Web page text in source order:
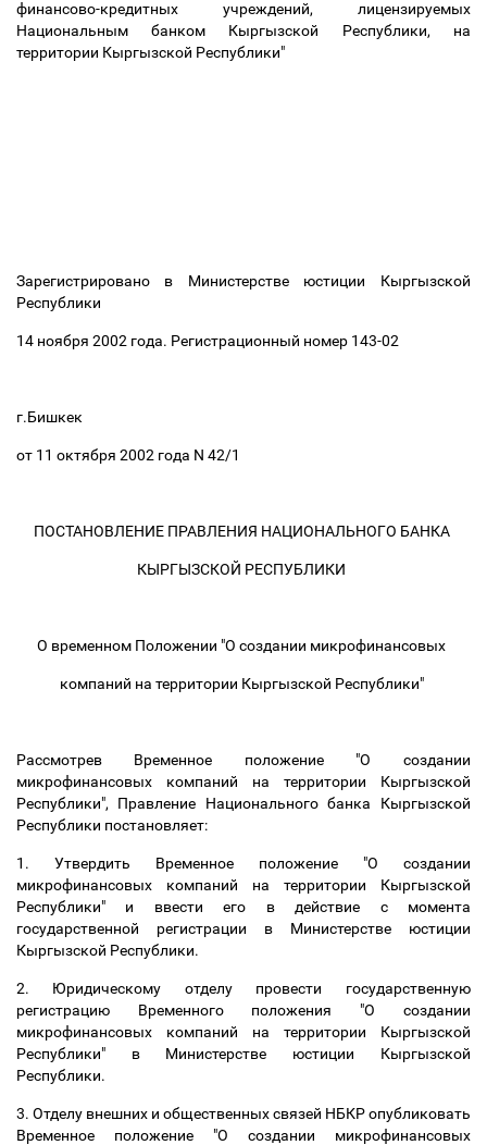
финансово-кредитных учреждений, лицензируемых
Национальным банком Кыргызской Республики, на
территории Кыргызской Республики"
Зарегистрировано в Министерстве юстиции Кыргызской
Республики
14 ноября 2002 года. Регистрационный номер 143-02
г.Бишкек
от 11 октября 2002 года N 42/1
ПОСТАНОВЛЕНИЕ ПРАВЛЕНИЯ НАЦИОНАЛЬНОГО БАНКА
КЫРГЫЗСКОЙ РЕСПУБЛИКИ
О временном Положении "О создании микрофинансовых
компаний на территории Кыргызской Республики"
Рассмотрев Временное положение "О создании
микрофинансовых компаний на территории Кыргызской
Республики", Правление Национального банка Кыргызской
Республики постановляет:
1. Утвердить Временное положение "О создании
микрофинансовых компаний на территории Кыргызской
Республики" и ввести его в действие с момента
государственной регистрации в Министерстве юстиции
Кыргызской Республики.
2. Юридическому отделу провести государственную
регистрацию Временного положения "О создании
микрофинансовых компаний на территории Кыргызской
Республики" в Министерстве юстиции Кыргызской
Республики.
3. Отделу внешних и общественных связей НБКР опубликовать
Временное положение "О создании микрофинансовых